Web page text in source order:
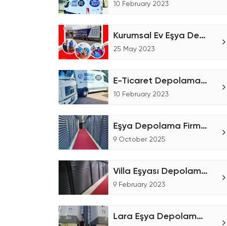
10 February 2023
Kurumsal Ev Eşya Depolama
25 May 2023
E-Ticaret Depolama Ne Demektir
10 February 2023
Eşya Depolama Firmaları
9 October 2025
Villa Eşyası Depolama Hizmeti - Eşya Depolama
9 February 2023
Lara Eşya Depolama Fiyatları